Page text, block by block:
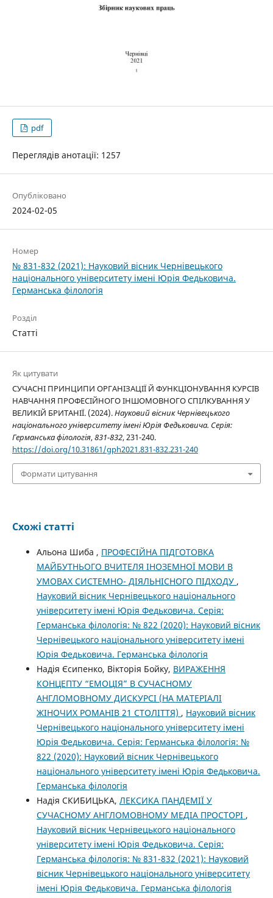
pdf
Переглядів анотації: 1257
Опубліковано
2024-02-05
Номер
№ 831-832 (2021): Науковий вісник Чернівецького
національного університету імені Юрія Федьковича.
Германська філологія
Розділ
Статті
Як цитувати
СУЧАСНІ ПРИНЦИПИ ОРГАНІЗАЦІЇ Й ФУНКЦІОНУВАННЯ КУРСІВ
НАВЧАННЯ ПРОФЕСІЙНОГО ІНШОМОВНОГО СПІЛКУВАННЯ У
ВЕЛИКІЙ БРИТАНІЇ. (2024).Науковий вісник Чернівецького
національного університету імені Юрія Федьковича. Серія:
Германська філологія,831-832, 231-240.
https://doi.org/10.31861/gph2021.831-832.231-240
Формати цитування
Схожі статті
Альона Шиба , ПРОФЕСІЙНА ПІДГОТОВКА
МАЙБУТНЬОГО ВЧИТЕЛЯ ІНОЗЕМНОЇ МОВИ В
УМОВАХ СИСТЕМНО- ДІЯЛЬНІСНОГО ПІДХОДУ ,
Науковий вісник Чернівецького національного
університету імені Юрія Федьковича. Серія:
Германська філологія: № 822 (2020): Науковий вісник
Чернівецького національного університету імені
Юрія Федьковича. Германська філологія
Надія Єсипенко, Вікторія Бойку, ВИРАЖЕННЯ
КОНЦЕПТУ “ЕМОЦІЯ” В СУЧАСНОМУ
АНГЛОМОВНОМУ ДИСКУРСІ (НА МАТЕРІАЛІ
ЖІНОЧИХ РОМАНІВ 21 СТОЛІТТЯ) , Науковий вісник
Чернівецького національного університету імені
Юрія Федьковича. Серія: Германська філологія: №
822 (2020): Науковий вісник Чернівецького
національного університету імені Юрія Федьковича.
Германська філологія
Надія СКИБИЦЬКА, ЛЕКСИКА ПАНДЕМІЇ У
СУЧАСНОМУ АНГЛОМОВНОМУ МЕДІА ПРОСТОРІ ,
Науковий вісник Чернівецького національного
університету імені Юрія Федьковича. Серія:
Германська філологія: № 831-832 (2021): Науковий
вісник Чернівецького національного університету
імені Юрія Федьковича. Германська філологія